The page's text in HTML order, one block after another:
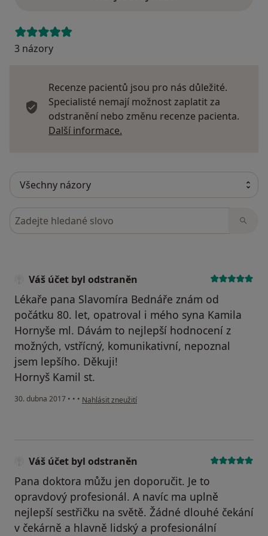
3 názory
Recenze pacientů jsou pro nás důležité.
Specialisté nemají možnost zaplatit za
odstranění nebo změnu recenze pacienta.
Další informace.
Hledejte v názorech
Váš účet byl odstraněn
Lékaře pana Slavomíra Bednáře znám od
počátku 80. let, opatroval i mého syna Kamila
Hornyše ml. Dávám to nejlepší hodnocení z
možných, vstřícný, komunikativní, nepoznal
jsem lepšího. Děkuji!
Hornyš Kamil st.
30. dubna 2017 • • • podle názoru uživatele Váš účet byl odstraněn
Nahlásit zneužití
Váš účet byl odstraněn
Pana doktora můžu jen doporučit. Je to
opravdový profesionál. A navíc ma uplně
nejlepší sestřičku na světě. Žádné dlouhé čekání
v čekárně a hlavně lidský a profesionální